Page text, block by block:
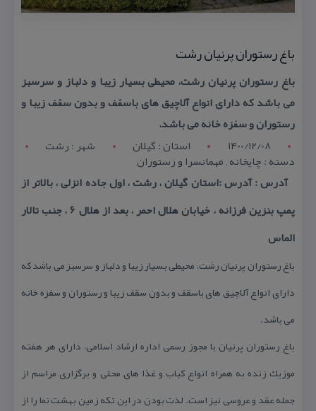
باغ رستوران پرنیان رشت
باغ رستوران پرنیان رشت، محیطی بسیار زیبا و دلباز و سرسبز
می باشد كه دارای انواع آلاچیق های باسقف و بدون سقف زیبا و
رستوران و سفزه خانه می باشد.
1400/12/08
استان : گيلان شهر : رشت
دسته : چایخانه , مهمانسرا و رستوران
آدرس : آدرس :استان گیلان ، رشت ، اول جاده انزلی ، بالاتر از
پمپ بنزین فرزانه ، خیابان هلال احمر ، بعد از هلال ۶ ، جنب تالار
الماس
باغ رستوران پرنیان رشت، محیطی بسیار زیبا و دلباز و سرسبز می باشد كه
دارای انواع آلاچیق های باسقف و بدون سقف زیبا و رستوران و سفزه خانه
می باشد.
باغ رستوران پرنیان با مجوز رسمی اداره ارشاد اسلامی، دارای هر هفته
موزیك زنده به همراه انواع كباب و غذا های محلی و برگزاری مراسم از
جمله عقد و عروسی نیز است. لذت بودن در این تكه زمین بهشت نما را از